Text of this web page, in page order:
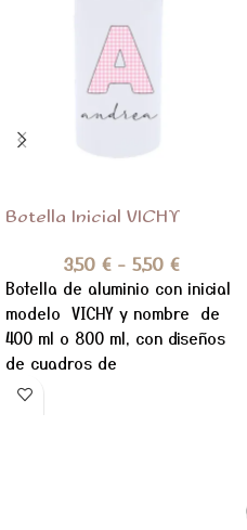
Botella Inicial VICHY
3,50 € - 5,50 €
Botella de aluminio con inicial
modelo VICHY y nombre de
400 ml o 800 ml, con diseños
de cuadros de